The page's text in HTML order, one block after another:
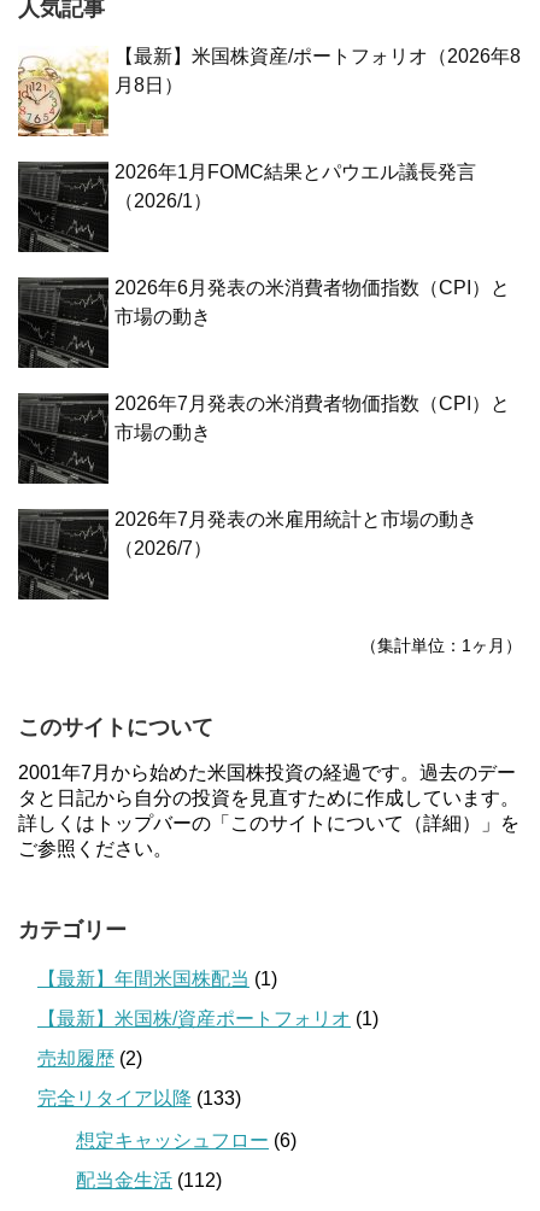
人気記事
【最新】米国株資産/ポートフォリオ（2026年8
月8日）
2026年1月FOMC結果とパウエル議長発言
（2026/1）
2026年6月発表の米消費者物価指数（CPI）と
市場の動き
2026年7月発表の米消費者物価指数（CPI）と
市場の動き
2026年7月発表の米雇用統計と市場の動き
（2026/7）
（集計単位：1ヶ月）
このサイトについて
2001年7月から始めた米国株投資の経過です。過去のデー
タと日記から自分の投資を見直すために作成しています。
詳しくはトップバーの「このサイトについて（詳細）」を
ご参照ください。
カテゴリー
【最新】年間米国株配当 (1)
【最新】米国株/資産ポートフォリオ (1)
売却履歴 (2)
完全リタイア以降 (133)
想定キャッシュフロー (6)
配当金生活 (112)